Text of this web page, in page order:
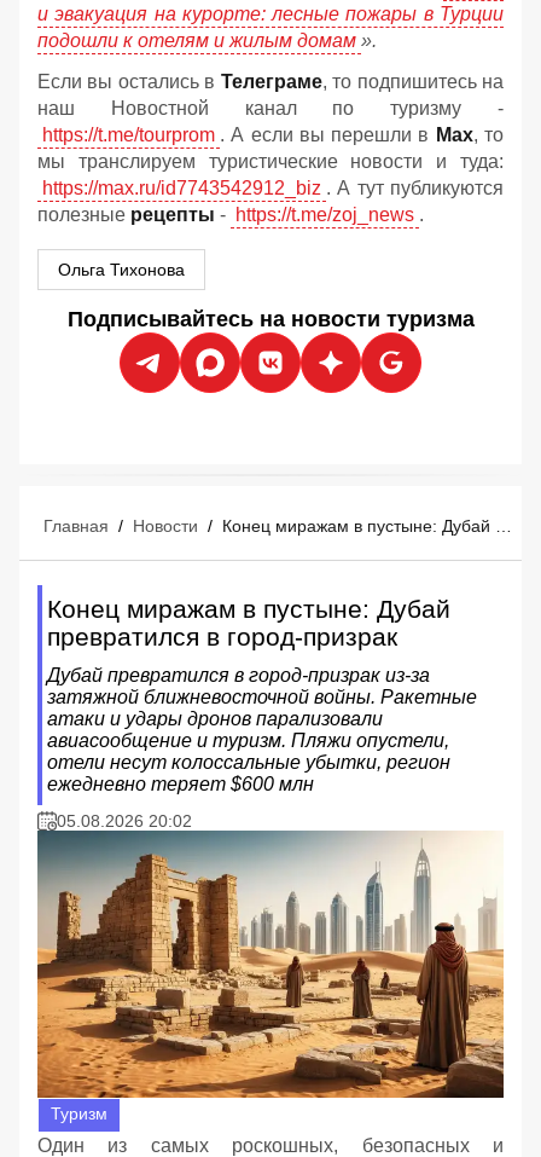
и эвакуация на курорте: лесные пожары в Турции
подошли к отелям и жилым домам ».
Если вы остались в Телеграме, то подпишитесь на
наш Новостной канал по туризму -
https://t.me/tourprom . А если вы перешли в Мах, то
мы транслируем туристические новости и туда:
https://max.ru/id7743542912_biz . А тут публикуются
полезные рецепты - https://t.me/zoj_news .
Ольга Тихонова
Подписывайтесь на новости туризма
Главная / Новости / Конец миражам в пустыне: Дубай превратился в город-призрак
Конец миражам в пустыне: Дубай
превратился в город-призрак
Дубай превратился в город-призрак из-за
затяжной ближневосточной войны. Ракетные
атаки и удары дронов парализовали
авиасообщение и туризм. Пляжи опустели,
отели несут колоссальные убытки, регион
ежедневно теряет $600 млн
05.08.2026 20:02
Туризм
Один из самых роскошных, безопасных и